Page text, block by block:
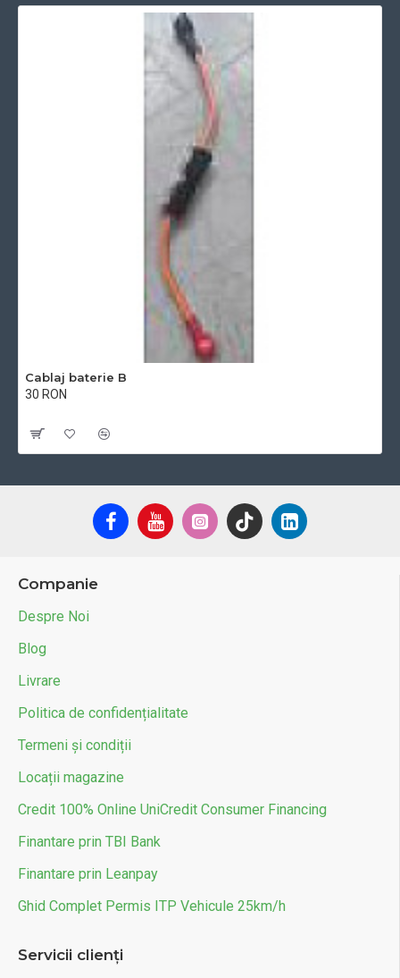
Cablaj baterie B
30 RON
Companie
Despre Noi
Blog
Livrare
Politica de confidențialitate
Termeni și condiții
Locații magazine
Credit 100% Online UniCredit Consumer Financing
Finantare prin TBI Bank
Finantare prin Leanpay
Ghid Complet Permis ITP Vehicule 25km/h
Servicii clienți